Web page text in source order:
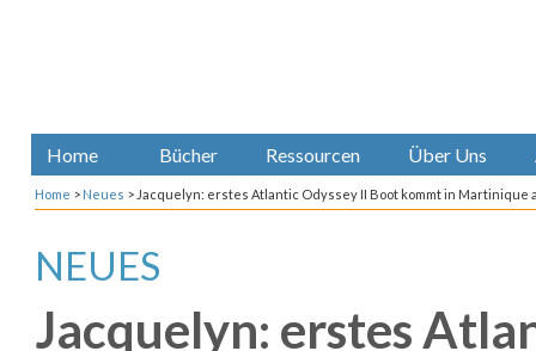
Home Bücher Ressourcen Über Uns
Home > Neues > Jacquelyn: erstes Atlantic Odyssey II Boot kommt in Martinique
NEUES
Jacquelyn: erstes